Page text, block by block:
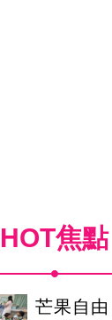
HOT焦點
芒果自